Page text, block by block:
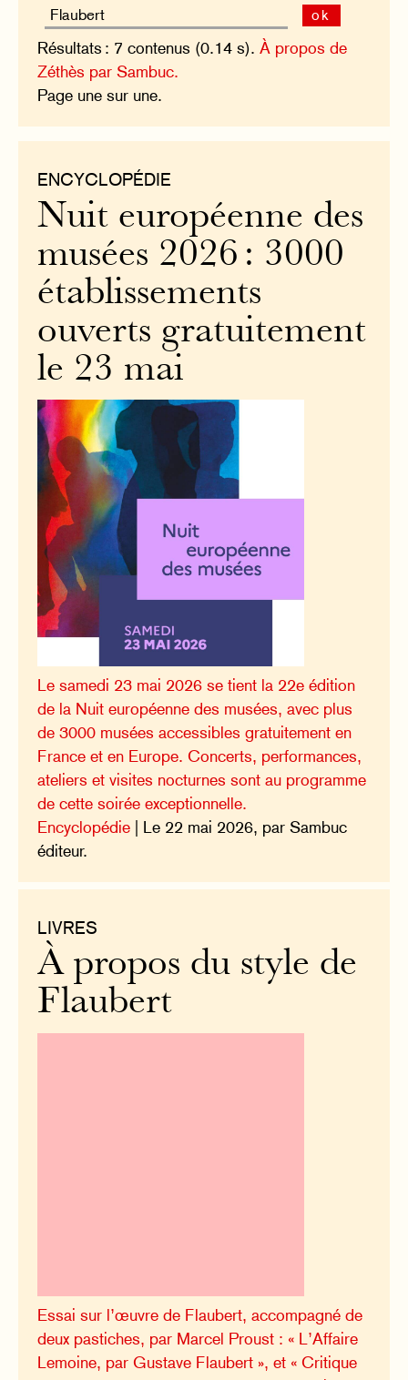
ok
Résultats : 7 contenus (0.14 s).À propos de
Zéthès par Sambuc.
Page une sur une.
ENCYCLOPÉDIE
Nuit européenne des
musées 2026 : 3000
établissements
ouverts gratuitement
le 23 mai
Le samedi 23 mai 2026 se tient la 22e édition
de la Nuit européenne des musées, avec plus
de 3000 musées accessibles gratuitement en
France et en Europe. Concerts, performances,
ateliers et visites nocturnes sont au programme
de cette soirée exceptionnelle.
Encyclopédie | Le 22 mai 2026, par Sambuc
éditeur.
LIVRES
À propos du style de
Flaubert
Essai sur l’œuvre de Flaubert, accompagné de
deux pastiches, par Marcel Proust : « L’Affaire
Lemoine, par Gustave Flaubert », et « Critique